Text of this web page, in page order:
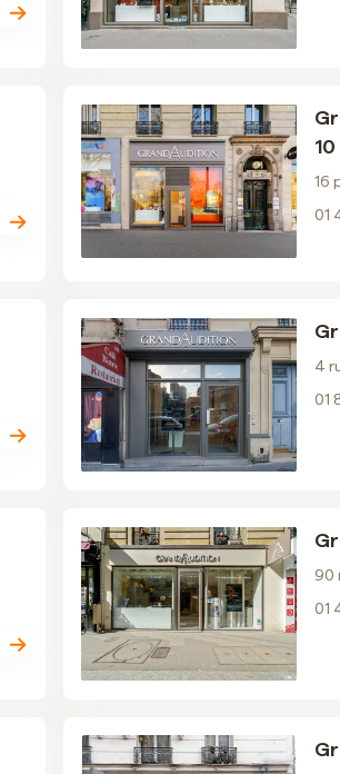
10
16
01
4
01
90
01